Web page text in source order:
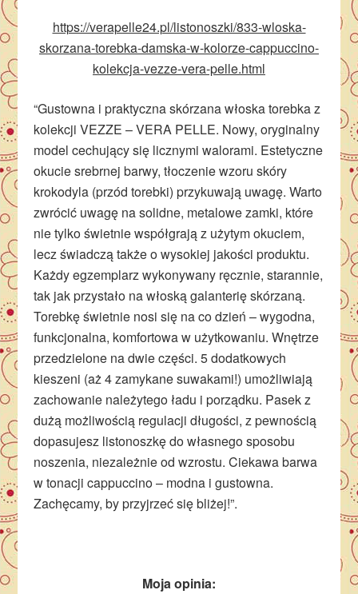
https://verapelle24.pl/listonoszki/833-wloska-
skorzana-torebka-damska-w-kolorze-cappuccino-
kolekcja-vezze-vera-pelle.html
“Gustowna i praktyczna skórzana włoska torebka z
kolekcji VEZZE – VERA PELLE. Nowy, oryginalny
model cechujący się licznymi walorami. Estetyczne
okucie srebrnej barwy, tłoczenie wzoru skóry
krokodyla (przód torebki) przykuwają uwagę. Warto
zwrócić uwagę na solidne, metalowe zamki, które
nie tylko świetnie współgrają z użytym okuciem,
lecz świadczą także o wysokiej jakości produktu.
Każdy egzemplarz wykonywany ręcznie, starannie,
tak jak przystało na włoską galanterię skórzaną.
Torebkę świetnie nosi się na co dzień – wygodna,
funkcjonalna, komfortowa w użytkowaniu. Wnętrze
przedzielone na dwie części. 5 dodatkowych
kieszeni (aż 4 zamykane suwakami!) umożliwiają
zachowanie należytego ładu i porządku. Pasek z
dużą możliwością regulacji długości, z pewnością
dopasujesz listonoszkę do własnego sposobu
noszenia, niezależnie od wzrostu. Ciekawa barwa
w tonacji cappuccino – modna i gustowna.
Zachęcamy, by przyjrzeć się bliżej!”.
Moja opinia: